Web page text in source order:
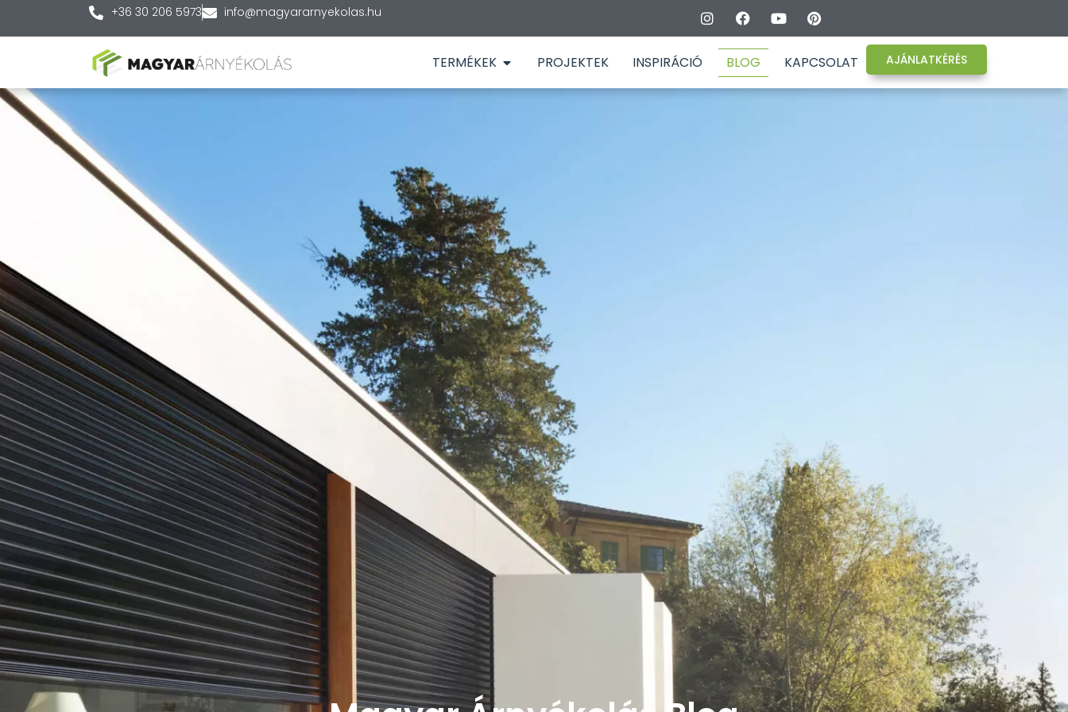
+36 30 206 5973 info@magyararnyekolas.hu
TERMÉKEK PROJEKTEK INSPIRÁCIÓ BLOG KAPCSOLAT AJÁNLATKÉRÉS